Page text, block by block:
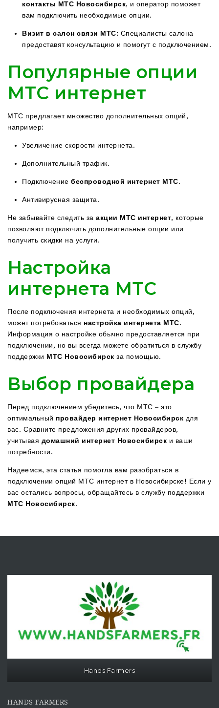
контакты МТС Новосибирск, и оператор поможет
вам подключить необходимые опции.
Визит в салон связи МТС: Специалисты салона
предоставят консультацию и помогут с подключением.
Популярные опции
МТС интернет
МТС предлагает множество дополнительных опций,
например:
Увеличение скорости интернета.
Дополнительный трафик.
Подключение беспроводной интернет МТС.
Антивирусная защита.
Не забывайте следить за акции МТС интернет, которые
позволяют подключить дополнительные опции или
получить скидки на услуги.
Настройка
интернета МТС
После подключения интернета и необходимых опций,
может потребоваться настройка интернета МТС.
Информация о настройке обычно предоставляется при
подключении, но вы всегда можете обратиться в службу
поддержки МТС Новосибирск за помощью.
Выбор провайдера
Перед подключением убедитесь, что МТС – это
оптимальный провайдер интернет Новосибирск для
вас. Сравните предложения других провайдеров,
учитывая домашний интернет Новосибирск и ваши
потребности.
Надеемся, эта статья помогла вам разобраться в
подключении опций МТС интернет в Новосибирске! Если у
вас остались вопросы, обращайтесь в службу поддержки
МТС Новосибирск.
Hands Farmers
HANDS FARMERS